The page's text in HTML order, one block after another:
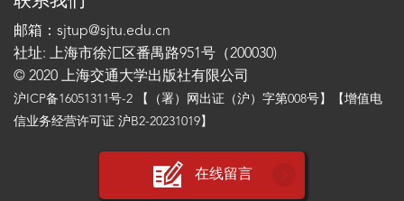
邮箱：sjtup@sjtu.edu.cn
社址: 上海市徐汇区番禺路951号（200030)
© 2020 上海交通大学出版社有限公司
沪ICP备16051311号-2 【（署）网出证（沪）字第008号】【增值电
信业务经营许可证 沪B2-20231019】
在线留言